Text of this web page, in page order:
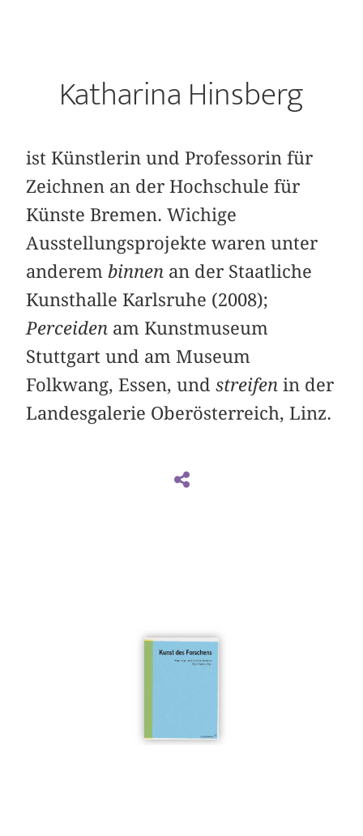
Katharina Hinsberg
ist Künstlerin und Professorin für
Zeichnen an der Hochschule für
Künste Bremen. Wichige
Ausstellungsprojekte waren unter
anderembinnen an der Staatliche
Kunsthalle Karlsruhe (2008);
Perceiden am Kunstmuseum
Stuttgart und am Museum
Folkwang, Essen, undstreifen in der
Landesgalerie Oberösterreich, Linz.